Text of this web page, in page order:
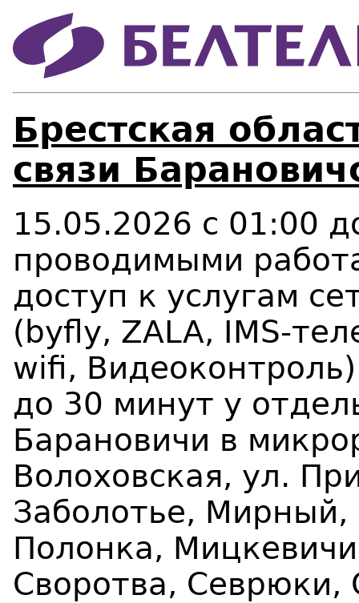
Брестская
связи
15.05.2026 с 01:00
проводимыми
доступ к услугам
(byfly, ZALA, IMS-
wifi,
до 30 минут у
Барановичи в
Волоховская, ул.
Заболотье,
Полонка,
Своротва, Севрюки,